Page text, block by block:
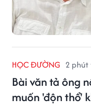
HỌC ĐƯỜNG 2
Bài văn tả ông
muốn 'độn thổ'